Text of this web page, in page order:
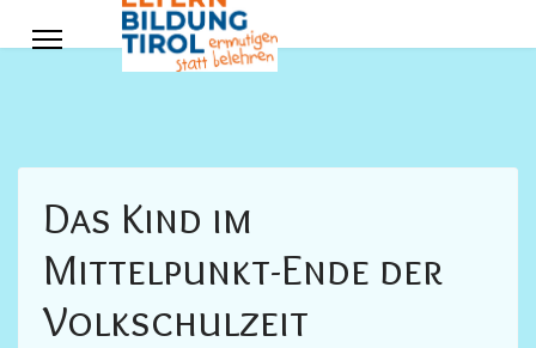
Das Kind im
Mittelpunkt-Ende der
Volkschulzeit